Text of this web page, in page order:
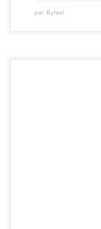
par Byfeel